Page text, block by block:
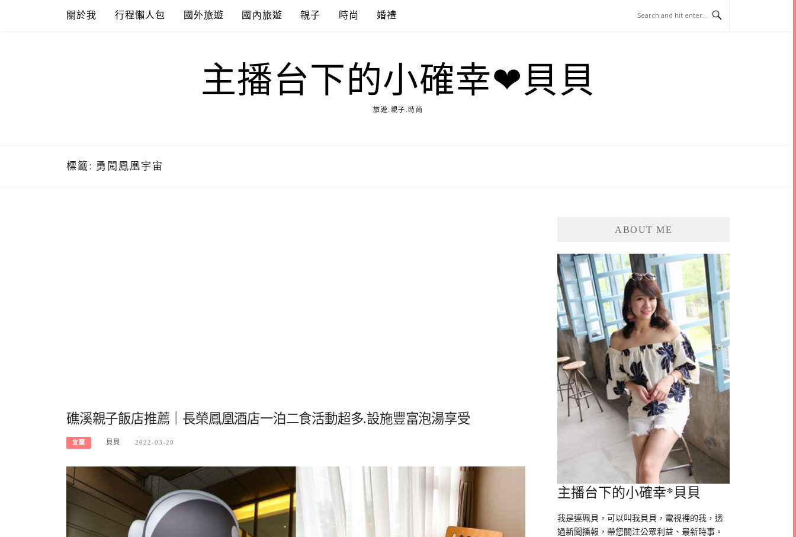
關於我 行程懶人包 國外旅遊 國內旅遊 親子 時尚 婚禮
主播台下的小確幸❤貝貝
旅遊.親子.時尚
標籤: 勇闖鳳凰宇宙
礁溪親子飯店推薦｜長榮鳳凰酒店一泊二食活動超多.設施豐富泡湯享受
宜蘭 貝貝 2022-03-20
ABOUT ME
主播台下的小確幸*貝貝
我是連珮貝，可以叫我貝貝，電視裡的我，透
過新聞播報，帶您關注公眾利益、最新時事。